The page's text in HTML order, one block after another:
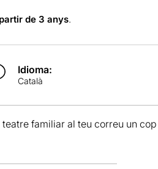
de 3 anys.
Idioma:
Català
familiar al teu correu un